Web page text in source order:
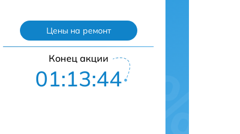
Цены на ремонт
Конец акции
01:13:43